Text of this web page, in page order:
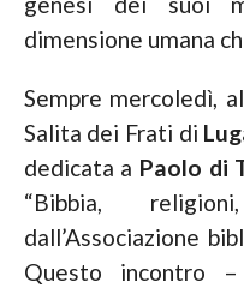
dimensione umana
Sempre mercoledì,
Salita dei Frati di
dedicata a Paolo di
“Bibbia,
dall’Associazione
Questo incontro